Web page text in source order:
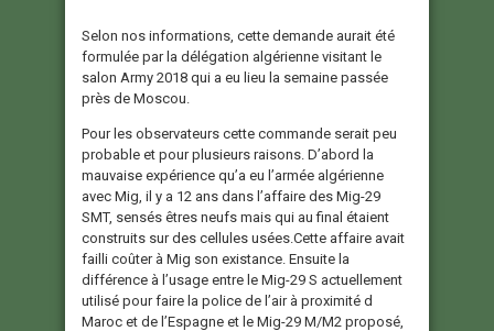
Selon nos informations, cette demande aurait été
formulée par la délégation algérienne visitant le
salon Army 2018 qui a eu lieu la semaine passée
près de Moscou.
Pour les observateurs cette commande serait peu
probable et pour plusieurs raisons. D’abord la
mauvaise expérience qu’a eu l’armée algérienne
avec Mig, il y a 12 ans dans l’affaire des Mig-29
SMT, sensés êtres neufs mais qui au final étaient
construits sur des cellules usées.Cette affaire avait
failli coûter à Mig son existance. Ensuite la
différence à l’usage entre le Mig-29 S actuellement
utilisé pour faire la police de l’air à proximité d
Maroc et de l’Espagne et le Mig-29 M/M2 proposé,